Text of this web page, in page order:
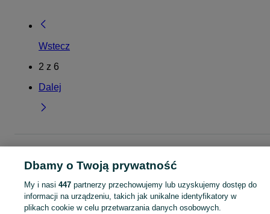
Wstecz
2 z 6
Dalej
Body - Chełm
KATEGORIA
Dbamy o Twoją prywatność
My i nasi 447partnerzy przechowujemy lub uzyskujemy dostęp do
informacji na urządzeniu, takich jak unikalne identyfikatory w
plikach cookie w celu przetwarzania danych osobowych.